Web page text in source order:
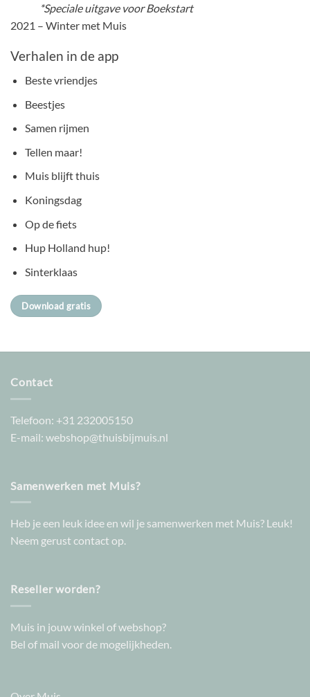
*Speciale uitgave voor Boekstart
2021 – Winter met Muis
Verhalen in de app
Beste vriendjes
Beestjes
Samen rijmen
Tellen maar!
Muis blijft thuis
Koningsdag
Op de fiets
Hup Holland hup!
Sinterklaas
Download gratis
Contact
Telefoon: +31 232005150
E-mail: webshop@thuisbijmuis.nl
Samenwerken met Muis?
Heb je een leuk idee en wil je samenwerken met Muis? Leuk!
Neem gerust contact op.
Reseller worden?
Muis in jouw winkel of webshop?
Bel of mail voor de mogelijkheden.